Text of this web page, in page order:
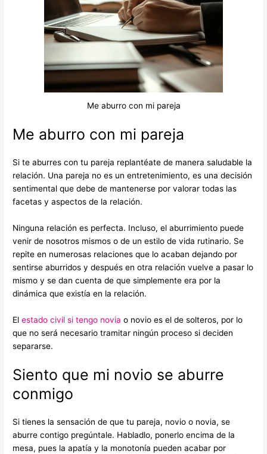
Me aburro con mi pareja
Me aburro con mi pareja
Si te aburres con tu pareja replantéate de manera saludable la
relación. Una pareja no es un entretenimiento, es una decisión
sentimental que debe de mantenerse por valorar todas las
facetas y aspectos de la relación.
Ninguna relación es perfecta. Incluso, el aburrimiento puede
venir de nosotros mismos o de un estilo de vida rutinario. Se
repite en numerosas relaciones que lo acaban dejando por
sentirse aburridos y después en otra relación vuelve a pasar lo
mismo y se dan cuenta de que simplemente era por la
dinámica que existía en la relación.
Elestado civil si tengo novia o novio es el de solteros, por lo
que no será necesario tramitar ningún proceso si deciden
separarse.
Siento que mi novio se aburre
conmigo
Si tienes la sensación de que tu pareja, novio o novia, se
aburre contigo pregúntale. Habladlo, ponerlo encima de la
mesa, pues la apatía y la monotonía pueden acabar por